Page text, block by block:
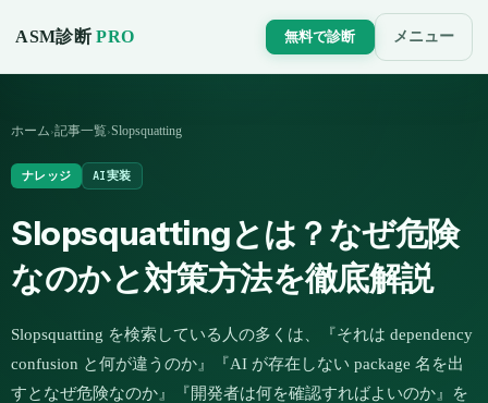
ASM診断PRO 無料で診断 メニュー
ホーム›記事一覧›Slopsquatting
ナレッジ AI実装
Slopsquattingとは？なぜ危険
なのかと対策方法を徹底解説
Slopsquatting を検索している人の多くは、『それは dependency
confusion と何が違うのか』『AI が存在しない package 名を出
すとなぜ危険なのか』『開発者は何を確認すればよいのか』を